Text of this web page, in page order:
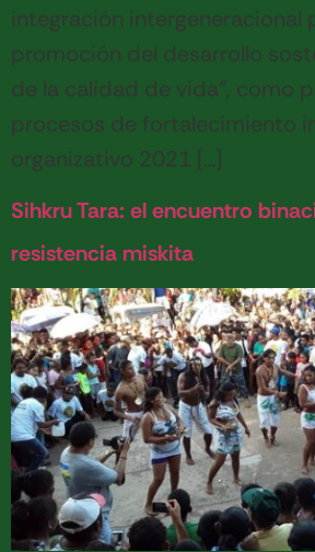
integración intergeneracional
promoción del desarrollo
de la calidad de vida”, como
procesos de fortalecimiento
organizativo 2021 […]
Sihkru Tara: el encuentro
resistencia miskita